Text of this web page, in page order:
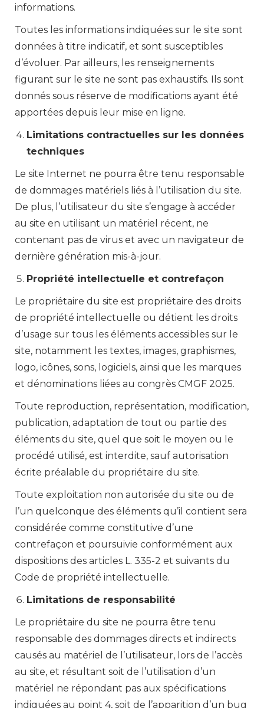
informations.
Toutes les informations indiquées sur le site sont
données à titre indicatif, et sont susceptibles
d’évoluer. Par ailleurs, les renseignements
figurant sur le site ne sont pas exhaustifs. Ils sont
donnés sous réserve de modifications ayant été
apportées depuis leur mise en ligne.
Limitations contractuelles sur les données
techniques
Le site Internet ne pourra être tenu responsable
de dommages matériels liés à l’utilisation du site.
De plus, l’utilisateur du site s’engage à accéder
au site en utilisant un matériel récent, ne
contenant pas de virus et avec un navigateur de
dernière génération mis-à-jour.
Propriété intellectuelle et contrefaçon
Le propriétaire du site est propriétaire des droits
de propriété intellectuelle ou détient les droits
d’usage sur tous les éléments accessibles sur le
site, notamment les textes, images, graphismes,
logo, icônes, sons, logiciels, ainsi que les marques
et dénominations liées au congrès CMGF 2025.
Toute reproduction, représentation, modification,
publication, adaptation de tout ou partie des
éléments du site, quel que soit le moyen ou le
procédé utilisé, est interdite, sauf autorisation
écrite préalable du propriétaire du site.
Toute exploitation non autorisée du site ou de
l’un quelconque des éléments qu’il contient sera
considérée comme constitutive d’une
contrefaçon et poursuivie conformément aux
dispositions des articles L. 335-2 et suivants du
Code de propriété intellectuelle.
Limitations de responsabilité
Le propriétaire du site ne pourra être tenu
responsable des dommages directs et indirects
causés au matériel de l’utilisateur, lors de l’accès
au site, et résultant soit de l’utilisation d’un
matériel ne répondant pas aux spécifications
indiquées au point 4, soit de l’apparition d’un bug